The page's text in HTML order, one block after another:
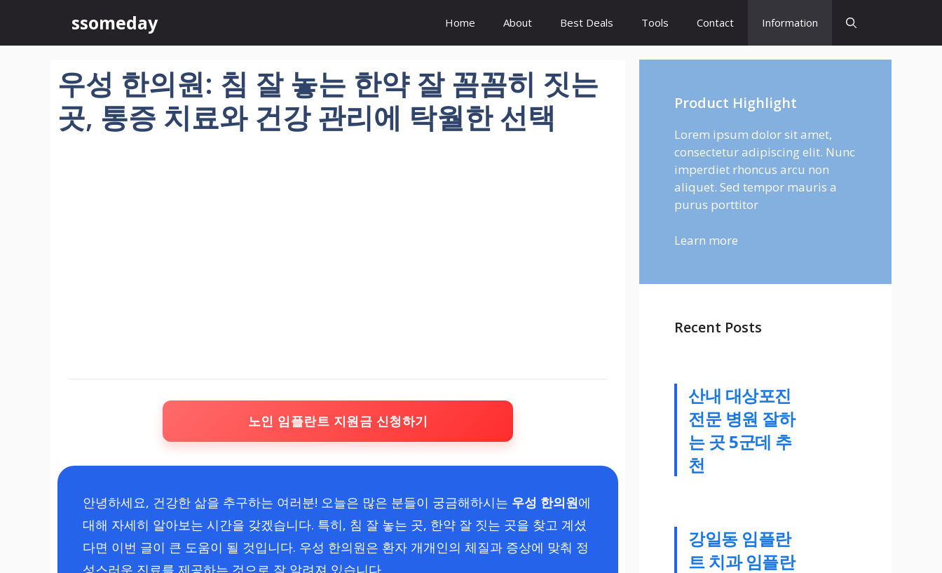
츠
ssomeday Home About Best Deals Tools Contact Information
우성 한의원: 침 잘 놓는 한약 잘 꼼꼼히 짓는
곳, 통증 치료와 건강 관리에 탁월한 선택
노인 임플란트 지원금 신청하기
안녕하세요, 건강한 삶을 추구하는 여러분! 오늘은 많은 분들이 궁금해하시는 우성 한의원에
대해 자세히 알아보는 시간을 갖겠습니다. 특히, 침 잘 놓는 곳, 한약 잘 짓는 곳을 찾고 계셨
다면 이번 글이 큰 도움이 될 것입니다. 우성 한의원은 환자 개개인의 체질과 증상에 맞춰 정
성스러운 진료를 제공하는 것으로 잘 알려져 있습니다.
Product Highlight
Lorem ipsum dolor sit amet,
consectetur adipiscing elit. Nunc
imperdiet rhoncus arcu non
aliquet. Sed tempor mauris a
purus porttitor
Learn more
Recent Posts
산내 대상포진
전문 병원 잘하
는 곳 5군데 추
천
강일동 임플란
트 치과 임플란